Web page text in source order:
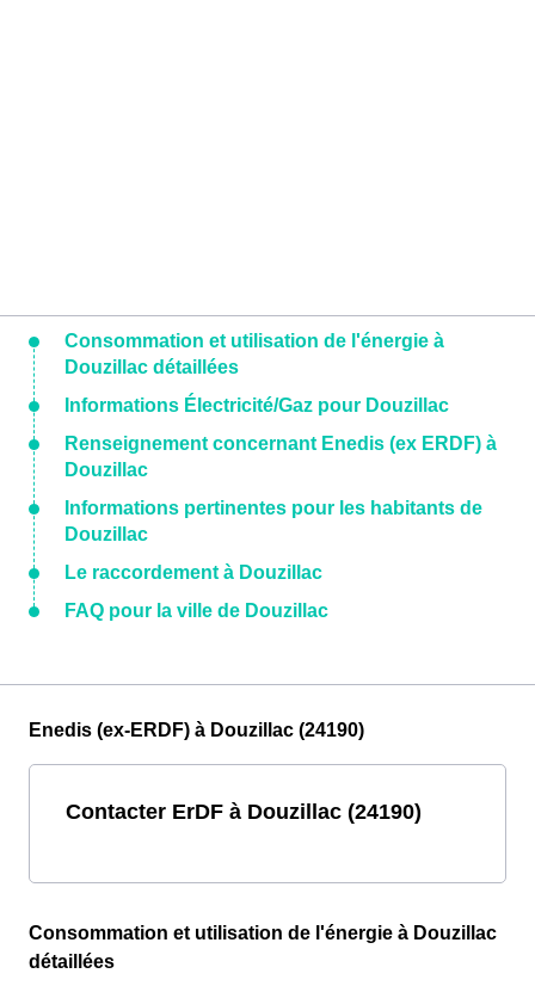
Consommation et utilisation de l'énergie à
Douzillac détaillées
Informations Électricité/Gaz pour Douzillac
Renseignement concernant Enedis (ex ERDF) à
Douzillac
Informations pertinentes pour les habitants de
Douzillac
Le raccordement à Douzillac
FAQ pour la ville de Douzillac
Enedis (ex-ERDF) à Douzillac (24190)
Contacter ErDF à Douzillac (24190)
Consommation et utilisation de l'énergie à Douzillac
détaillées